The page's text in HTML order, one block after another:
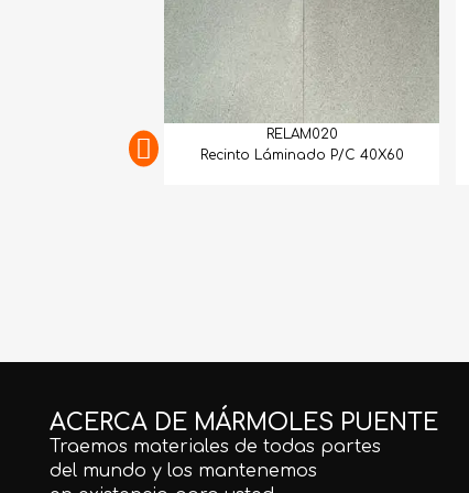
RELAM020
Recinto Láminado P/C 40X60
ACERCA DE MÁRMOLES PUENTE
Traemos materiales de todas partes
del mundo y los mantenemos